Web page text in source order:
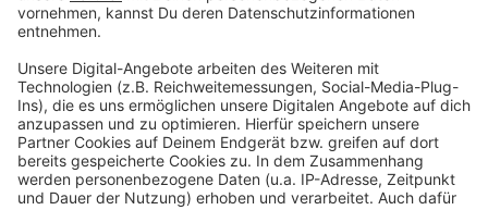
Akzeptieren
Management Platform
Anzeige
Anzeige